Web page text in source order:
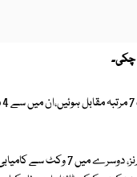
چکی۔
پی ایس ایل ون میں دونوں ٹیمیں3بار آمنے سامنے ہوئیں،